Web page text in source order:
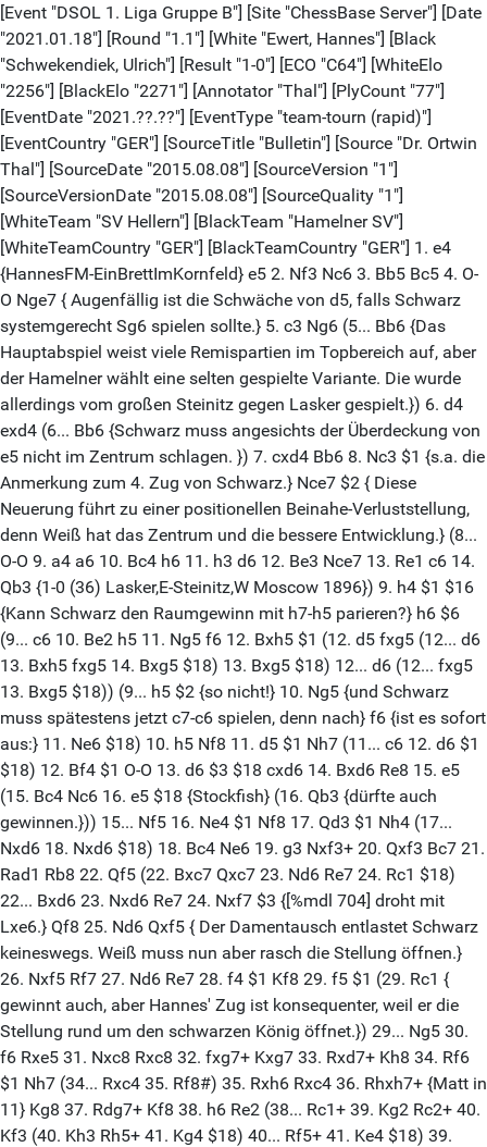
[Event "DSOL 1. Liga Gruppe B"] [Site "ChessBase Server"] [Date
"2021.01.18"] [Round "1.1"] [White "Ewert, Hannes"] [Black
"Schwekendiek, Ulrich"] [Result "1-0"] [ECO "C64"] [WhiteElo
"2256"] [BlackElo "2271"] [Annotator "Thal"] [PlyCount "77"]
[EventDate "2021.??.??"] [EventType "team-tourn (rapid)"]
[EventCountry "GER"] [SourceTitle "Bulletin"] [Source "Dr. Ortwin
Thal"] [SourceDate "2015.08.08"] [SourceVersion "1"]
[SourceVersionDate "2015.08.08"] [SourceQuality "1"]
[WhiteTeam "SV Hellern"] [BlackTeam "Hamelner SV"]
[WhiteTeamCountry "GER"] [BlackTeamCountry "GER"] 1. e4
{HannesFM-EinBrettImKornfeld} e5 2. Nf3 Nc6 3. Bb5 Bc5 4. O-
O Nge7 { Augenfällig ist die Schwäche von d5, falls Schwarz
systemgerecht Sg6 spielen sollte.} 5. c3 Ng6 (5... Bb6 {Das
Hauptabspiel weist viele Remispartien im Topbereich auf, aber
der Hamelner wählt eine selten gespielte Variante. Die wurde
allerdings vom großen Steinitz gegen Lasker gespielt.}) 6. d4
exd4 (6... Bb6 {Schwarz muss angesichts der Überdeckung von
e5 nicht im Zentrum schlagen. }) 7. cxd4 Bb6 8. Nc3 $1 {s.a. die
Anmerkung zum 4. Zug von Schwarz.} Nce7 $2 { Diese
Neuerung führt zu einer positionellen Beinahe-Verluststellung,
denn Weiß hat das Zentrum und die bessere Entwicklung.} (8...
O-O 9. a4 a6 10. Bc4 h6 11. h3 d6 12. Be3 Nce7 13. Re1 c6 14.
Qb3 {1-0 (36) Lasker,E-Steinitz,W Moscow 1896}) 9. h4 $1 $16
{Kann Schwarz den Raumgewinn mit h7-h5 parieren?} h6 $6
(9... c6 10. Be2 h5 11. Ng5 f6 12. Bxh5 $1 (12. d5 fxg5 (12... d6
13. Bxh5 fxg5 14. Bxg5 $18) 13. Bxg5 $18) 12... d6 (12... fxg5
13. Bxg5 $18)) (9... h5 $2 {so nicht!} 10. Ng5 {und Schwarz
muss spätestens jetzt c7-c6 spielen, denn nach} f6 {ist es sofort
aus:} 11. Ne6 $18) 10. h5 Nf8 11. d5 $1 Nh7 (11... c6 12. d6 $1
$18) 12. Bf4 $1 O-O 13. d6 $3 $18 cxd6 14. Bxd6 Re8 15. e5
(15. Bc4 Nc6 16. e5 $18 {Stockfish} (16. Qb3 {dürfte auch
gewinnen.})) 15... Nf5 16. Ne4 $1 Nf8 17. Qd3 $1 Nh4 (17...
Nxd6 18. Nxd6 $18) 18. Bc4 Ne6 19. g3 Nxf3+ 20. Qxf3 Bc7 21.
Rad1 Rb8 22. Qf5 (22. Bxc7 Qxc7 23. Nd6 Re7 24. Rc1 $18)
22... Bxd6 23. Nxd6 Re7 24. Nxf7 $3 {[%mdl 704] droht mit
Lxe6.} Qf8 25. Nd6 Qxf5 { Der Damentausch entlastet Schwarz
keineswegs. Weiß muss nun aber rasch die Stellung öffnen.}
26. Nxf5 Rf7 27. Nd6 Re7 28. f4 $1 Kf8 29. f5 $1 (29. Rc1 {
gewinnt auch, aber Hannes' Zug ist konsequenter, weil er die
Stellung rund um den schwarzen König öffnet.}) 29... Ng5 30.
f6 Rxe5 31. Nxc8 Rxc8 32. fxg7+ Kxg7 33. Rxd7+ Kh8 34. Rf6
$1 Nh7 (34... Rxc4 35. Rf8#) 35. Rxh6 Rxc4 36. Rhxh7+ {Matt in
11} Kg8 37. Rdg7+ Kf8 38. h6 Re2 (38... Rc1+ 39. Kg2 Rc2+ 40.
Kf3 (40. Kh3 Rh5+ 41. Kg4 $18) 40... Rf5+ 41. Ke4 $18) 39.